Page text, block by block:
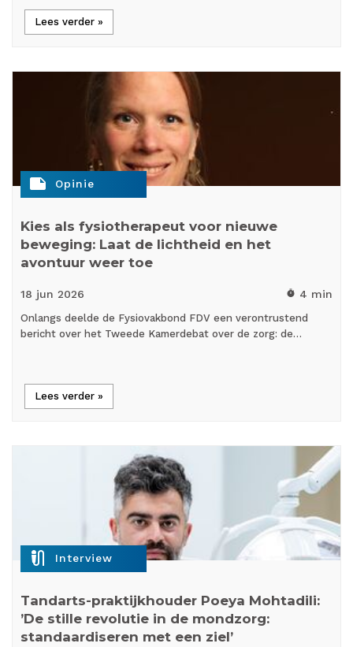
Lees verder »
note Opinie
Kies als fysiotherapeut voor nieuwe
beweging: Laat de lichtheid en het
avontuur weer toe
18 jun 2026 timer 4 min
Onlangs deelde de Fysiovakbond FDV een verontrustend
bericht over het Tweede Kamerdebat over de zorg: de…
Lees verder »
mic_external_on Interview
Tandarts-praktijkhouder Poeya Mohtadili:
’De stille revolutie in de mondzorg:
standaardiseren met een ziel’